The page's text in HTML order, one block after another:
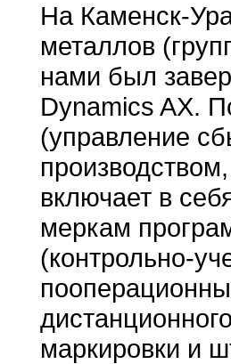
На Каменск-
металлов
нами был
Dynamics AX.
(управление
включает в
меркам
(контрольно-
маркировки и